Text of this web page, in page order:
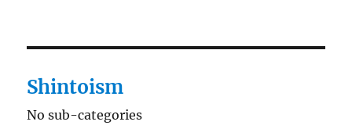
Shintoism
No sub-categories